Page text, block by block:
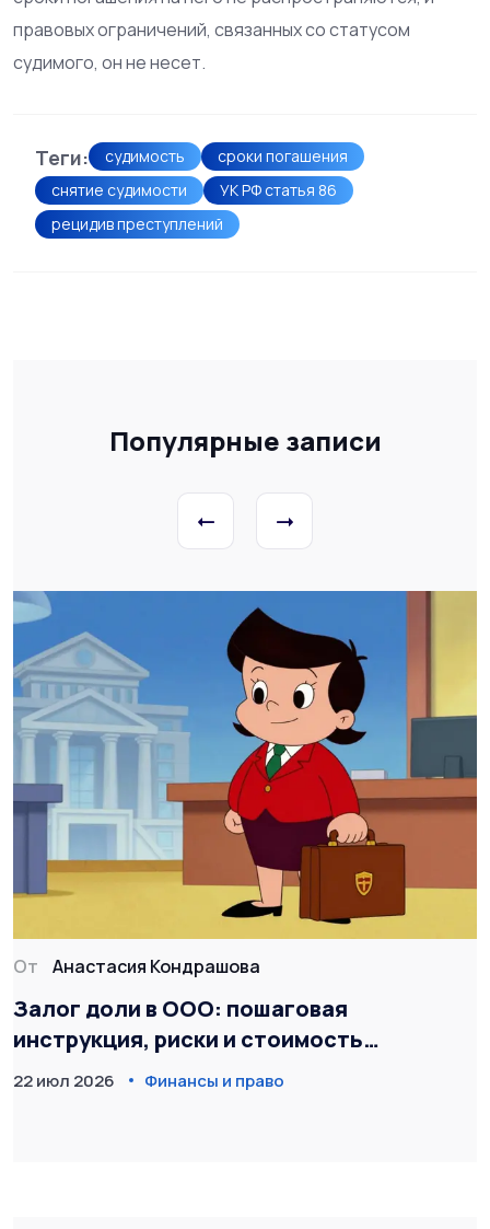
правовых ограничений, связанных со статусом
судимого, он не несет.
Теги: судимость
сроки погашения
снятие судимости
УК РФ статья 86
рецидив преступлений
Популярные записи
От Анастасия Кондрашова
Залог доли в ООО: пошаговая
инструкция, риски и стоимость
оформления
22 июл 2026 Финансы и право